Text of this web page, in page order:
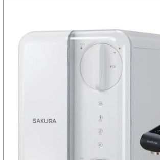
☆ ★~歡迎您到留言版給我們加油打氣~☆ ★
舊雨新知、歡迎有空來坐坐～